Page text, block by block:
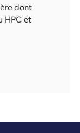
dont
HPC et